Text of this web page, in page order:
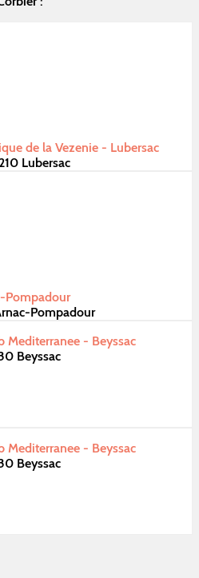
de la Vezenie - Lubersac
Lubersac
Pompadour
Pompadour
Mediterranee - Beyssac
Beyssac
Mediterranee - Beyssac
Beyssac